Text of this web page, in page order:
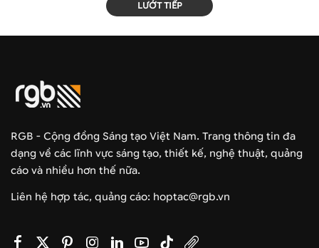
LƯỚT TIẾP
RGB - Cộng đồng Sáng tạo Việt Nam. Trang thông tin đa
dạng về các lĩnh vực sáng tạo, thiết kế, nghệ thuật, quảng
cáo và nhiều hơn thế nữa.
Liên hệ hợp tác, quảng cáo: hoptac@rgb.vn